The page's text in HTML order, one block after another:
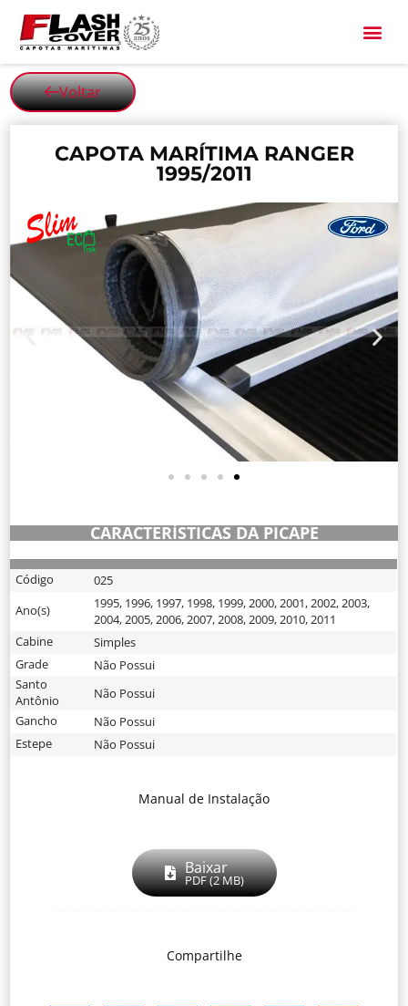
Voltar
CAPOTA MARÍTIMA RANGER
1995/2011
CARACTERÍSTICAS DA PICAPE
Código
025
Ano(s)
1995, 1996, 1997, 1998, 1999,2000,2001,2002,2003,
2004,2005,2006,2007,2008,2009,2010,2011
Cabine
Simples
Grade
Não Possui
Santo
Antônio
Não Possui
Gancho
Não Possui
Estepe
Não Possui
Manual de Instalação
Baixar
PDF (2 MB)
Compartilhe